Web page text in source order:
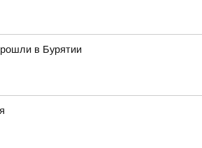
в Бурятии